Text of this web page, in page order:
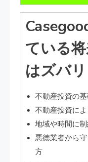
ている
はズバリ
不動産投資の
不動産投資に
地域や時間に
悪徳業者から
方